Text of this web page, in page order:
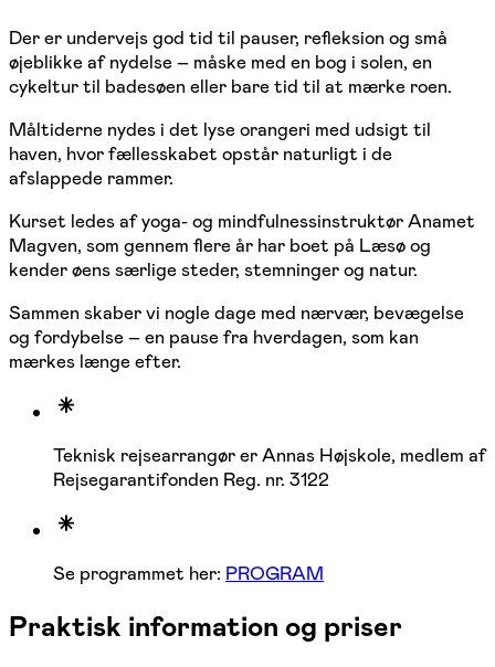
Der er undervejs god tid til pauser, refleksion og små
øjeblikke af nydelse – måske med en bog i solen, en
cykeltur til badesøen eller bare tid til at mærke roen.
Måltiderne nydes i det lyse orangeri med udsigt til
haven, hvor fællesskabet opstår naturligt i de
afslappede rammer.
Kurset ledes af yoga- og mindfulnessinstruktør Anamet
Magven, som gennem flere år har boet på Læsø og
kender øens særlige steder, stemninger og natur.
Sammen skaber vi nogle dage med nærvær, bevægelse
og fordybelse – en pause fra hverdagen, som kan
mærkes længe efter.
Teknisk rejsearrangør er Annas Højskole, medlem af
Rejsegarantifonden Reg. nr. 3122
Se programmet her: PROGRAM
Praktisk information og priser